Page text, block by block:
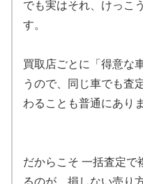
でも実はそれ、けっこ
す。
買取店ごとに「得意な
うので、同じ車でも査
わることも普通にあり
だからこそ 一括査定で